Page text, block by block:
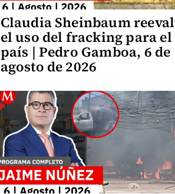
Claudia Sheinbaum
el uso del fracking para el
país | Pedro Gamboa, 6 de
agosto de 2026